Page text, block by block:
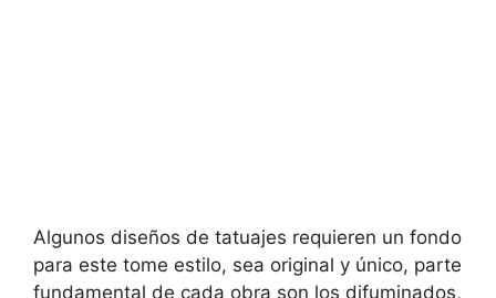
Algunos diseños de tatuajes requieren un fondo
para este tome estilo, sea original y único, parte
fundamental de cada obra son los difuminados,